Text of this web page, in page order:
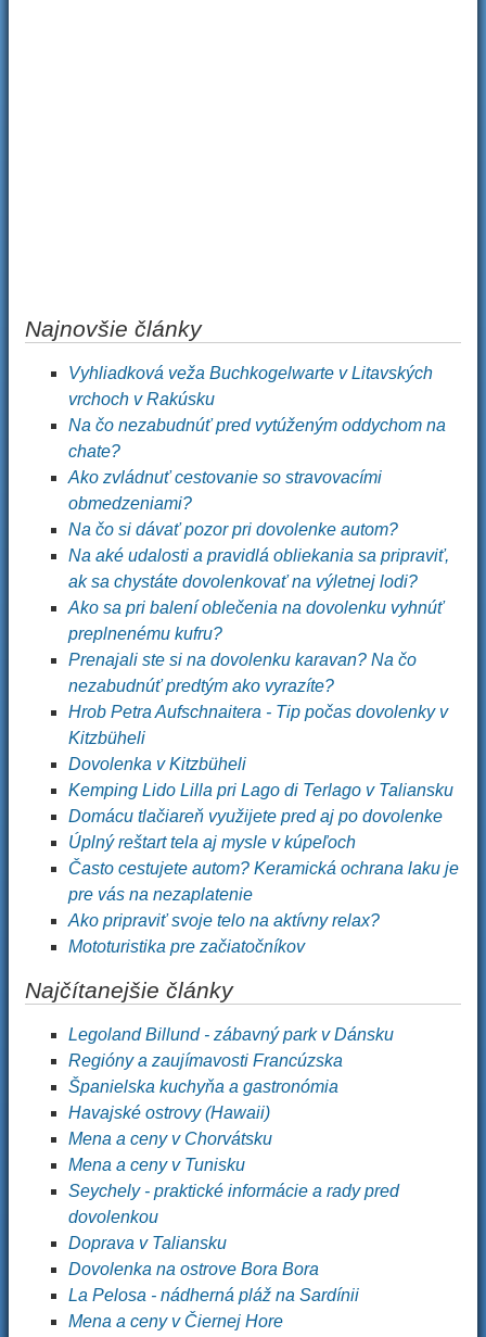
Najnovšie články
Vyhliadková veža Buchkogelwarte v Litavských
vrchoch v Rakúsku
Na čo nezabudnúť pred vytúženým oddychom na
chate?
Ako zvládnuť cestovanie so stravovacími
obmedzeniami?
Na čo si dávať pozor pri dovolenke autom?
Na aké udalosti a pravidlá obliekania sa pripraviť,
ak sa chystáte dovolenkovať na výletnej lodi?
Ako sa pri balení oblečenia na dovolenku vyhnúť
preplnenému kufru?
Prenajali ste si na dovolenku karavan? Na čo
nezabudnúť predtým ako vyrazíte?
Hrob Petra Aufschnaitera - Tip počas dovolenky v
Kitzbüheli
Dovolenka v Kitzbüheli
Kemping Lido Lilla pri Lago di Terlago v Taliansku
Domácu tlačiareň využijete pred aj po dovolenke
Úplný reštart tela aj mysle v kúpeľoch
Často cestujete autom? Keramická ochrana laku je
pre vás na nezaplatenie
Ako pripraviť svoje telo na aktívny relax?
Mototuristika pre začiatočníkov
Najčítanejšie články
Legoland Billund - zábavný park v Dánsku
Regióny a zaujímavosti Francúzska
Španielska kuchyňa a gastronómia
Havajské ostrovy (Hawaii)
Mena a ceny v Chorvátsku
Mena a ceny v Tunisku
Seychely - praktické informácie a rady pred
dovolenkou
Doprava v Taliansku
Dovolenka na ostrove Bora Bora
La Pelosa - nádherná pláž na Sardínii
Mena a ceny v Čiernej Hore